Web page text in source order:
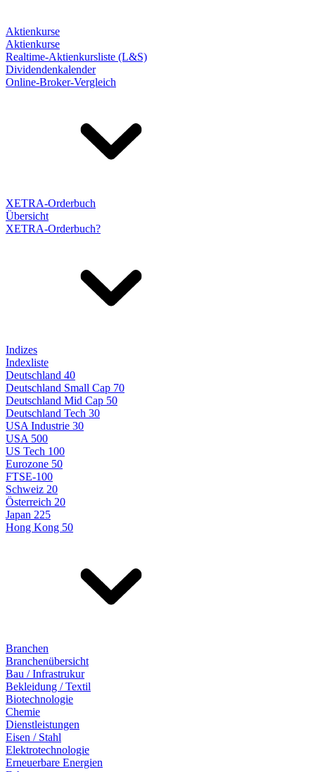
Aktienkurse
Aktienkurse
Realtime-Aktienkursliste (L&S)
Dividendenkalender
Online-Broker-Vergleich
XETRA-Orderbuch
Übersicht
XETRA-Orderbuch?
Indizes
Indexliste
Deutschland 40
Deutschland Small Cap 70
Deutschland Mid Cap 50
Deutschland Tech 30
USA Industrie 30
USA 500
US Tech 100
Eurozone 50
FTSE-100
Schweiz 20
Österreich 20
Japan 225
Hong Kong 50
Branchen
Branchenübersicht
Bau / Infrastrukur
Bekleidung / Textil
Biotechnologie
Chemie
Dienstleistungen
Eisen / Stahl
Elektrotechnologie
Erneuerbare Energien